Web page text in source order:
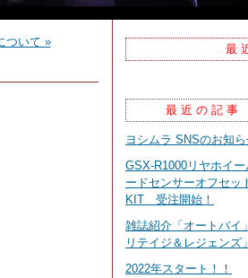
ついて »
最
最近の記事
ヨシムラ SNSのお知
GSX-R1000リヤホイ
ードセンサーオフセッ
KIT 受注開始！
雑誌紹介「オートバイ
リテイジ＆レジェンズ」
2022年スタート！！